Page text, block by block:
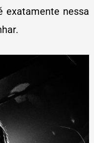
exatamente nessa